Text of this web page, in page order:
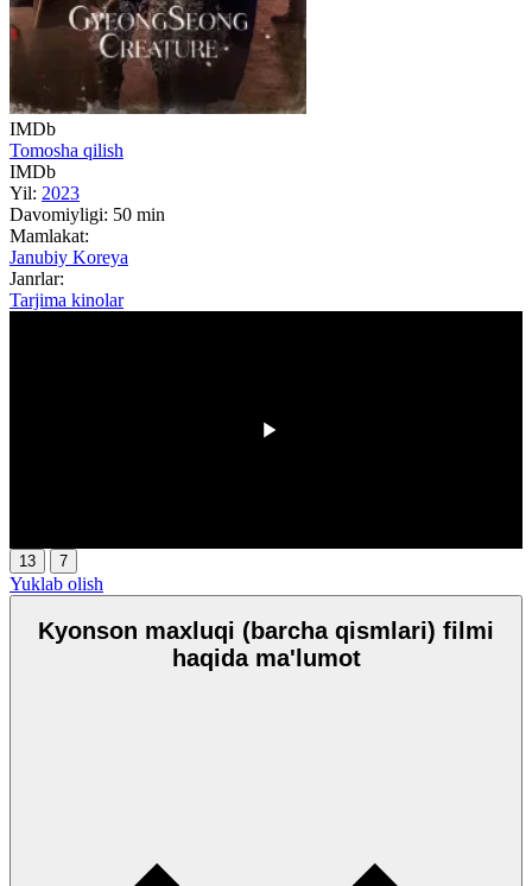
IMDb
Tomosha qilish
IMDb
Yil: 2023
Davomiyligi: 50 min
Mamlakat:
Janubiy Koreya
Janrlar:
Tarjima kinolar
13 7
Yuklab olish
Kyonson maxluqi (barcha qismlari) filmi
haqida ma'lumot